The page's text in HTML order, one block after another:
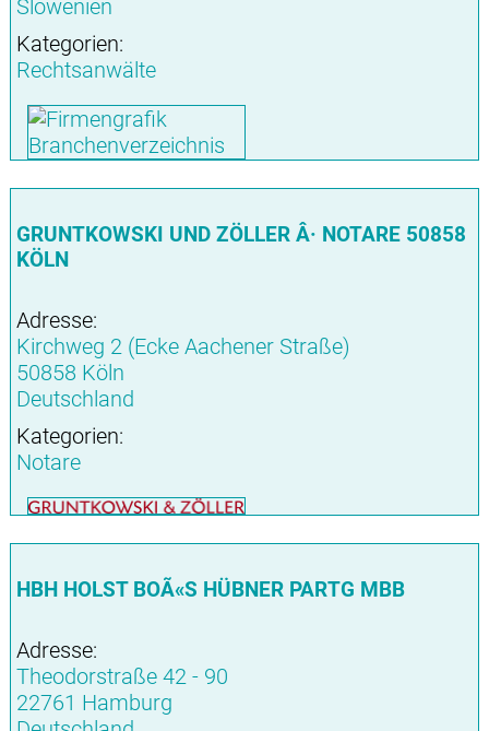
Slowenien
Kategorien:
Rechtsanwälte
GRUNTKOWSKI UND ZÖLLER Â· NOTARE 50858
KÖLN
Adresse:
Kirchweg 2 (Ecke Aachener Straße)
50858 Köln
Deutschland
Kategorien:
Notare
HBH HOLST BOÃ«S HÜBNER PARTG MBB
Adresse:
Theodorstraße 42 - 90
22761 Hamburg